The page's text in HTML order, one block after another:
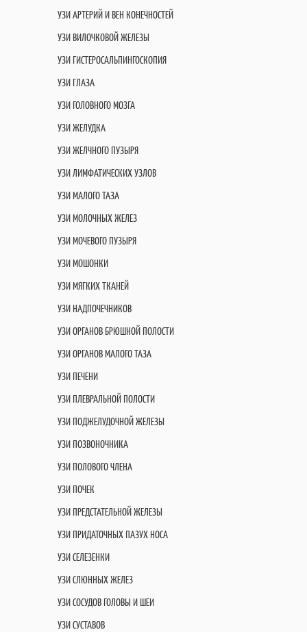
УЗИ АРТЕРИЙ И ВЕН КОНЕЧНОСТЕЙ
УЗИ ВИЛОЧКОВОЙ ЖЕЛЕЗЫ
УЗИ ГИСТЕРОСАЛЬПИНГОСКОПИЯ
УЗИ ГЛАЗА
УЗИ ГОЛОВНОГО МОЗГА
УЗИ ЖЕЛУДКА
УЗИ ЖЕЛЧНОГО ПУЗЫРЯ
УЗИ ЛИМФАТИЧЕСКИХ УЗЛОВ
УЗИ МАЛОГО ТАЗА
УЗИ МОЛОЧНЫХ ЖЕЛЕЗ
УЗИ МОЧЕВОГО ПУЗЫРЯ
УЗИ МОШОНКИ
УЗИ МЯГКИХ ТКАНЕЙ
УЗИ НАДПОЧЕЧНИКОВ
УЗИ ОРГАНОВ БРЮШНОЙ ПОЛОСТИ
УЗИ ОРГАНОВ МАЛОГО ТАЗА
УЗИ ПЕЧЕНИ
УЗИ ПЛЕВРАЛЬНОЙ ПОЛОСТИ
УЗИ ПОДЖЕЛУДОЧНОЙ ЖЕЛЕЗЫ
УЗИ ПОЗВОНОЧНИКА
УЗИ ПОЛОВОГО ЧЛЕНА
УЗИ ПОЧЕК
УЗИ ПРЕДСТАТЕЛЬНОЙ ЖЕЛЕЗЫ
УЗИ ПРИДАТОЧНЫХ ПАЗУХ НОСА
УЗИ СЕЛЕЗЕНКИ
УЗИ СЛЮННЫХ ЖЕЛЕЗ
УЗИ СОСУДОВ ГОЛОВЫ И ШЕИ
УЗИ СУСТАВОВ